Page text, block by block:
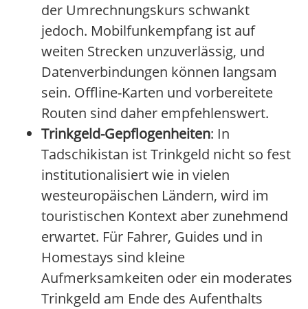
der Umrechnungskurs schwankt
jedoch. Mobilfunkempfang ist auf
weiten Strecken unzuverlässig, und
Datenverbindungen können langsam
sein. Offline-Karten und vorbereitete
Routen sind daher empfehlenswert.
Trinkgeld-Gepflogenheiten: In
Tadschikistan ist Trinkgeld nicht so fest
institutionalisiert wie in vielen
westeuropäischen Ländern, wird im
touristischen Kontext aber zunehmend
erwartet. Für Fahrer, Guides und in
Homestays sind kleine
Aufmerksamkeiten oder ein moderates
Trinkgeld am Ende des Aufenthalts